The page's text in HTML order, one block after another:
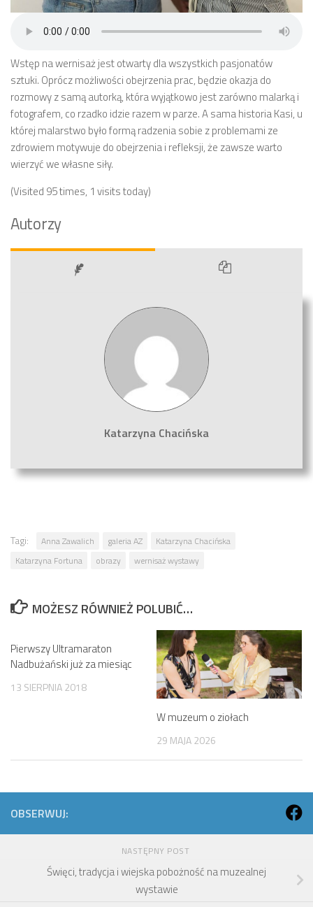
Wstęp na wernisaż jest otwarty dla wszystkich pasjonatów
sztuki. Oprócz możliwości obejrzenia prac, będzie okazja do
rozmowy z samą autorką, która wyjątkowo jest zarówno malarką i
fotografem, co rzadko idzie razem w parze. A sama historia Kasi, u
której malarstwo było formą radzenia sobie z problemami ze
zdrowiem motywuje do obejrzenia i refleksji, że zawsze warto
wierzyć we własne siły.
(Visited 95 times, 1 visits today)
Autorzy
Katarzyna Chacińska
Tagi: Anna Zawalich galeria AZ
Katarzyna Chacińska
Katarzyna Fortuna
obrazy wernisaż wystawy
MOŻESZ RÓWNIEŻ POLUBIĆ…
Pierwszy Ultramaraton
Nadbużański już za miesiąc
13 SIERPNIA 2018
W muzeum o ziołach
29 MAJA 2026
OBSERWUJ:
NASTĘPNY POST
Święci, tradycja i wiejska pobożność na muzealnej
wystawie